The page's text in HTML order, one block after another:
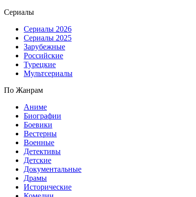
Сериалы
Сериалы 2026
Сериалы 2025
Зарубежные
Российские
Турецкие
Мультсериалы
По Жанрам
Аниме
Биографии
Боевики
Вестерны
Военные
Детективы
Детские
Документальные
Драмы
Исторические